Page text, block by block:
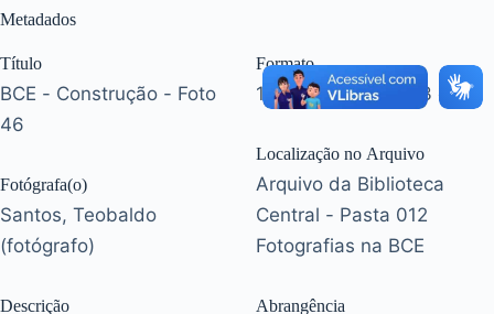
Metadados
Título
BCE - Construção - Foto
46
Fotógrafa(o)
Santos, Teobaldo
(fotógrafo)
Descrição
Formato
1 fotografia (17 x 23 cm)
Localização no Arquivo
Arquivo da Biblioteca
Central - Pasta 012
Fotografias na BCE
Abrangência